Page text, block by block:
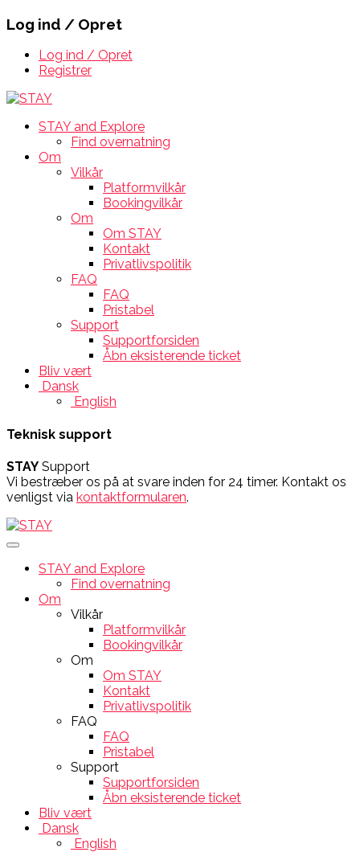
Log ind / Opret
Log ind / Opret
Registrer
STAY and Explore
Find overnatning
Om
Vilkår
Platformvilkår
Bookingvilkår
Om
Om STAY
Kontakt
Privatlivspolitik
FAQ
FAQ
Pristabel
Support
Supportforsiden
Åbn eksisterende ticket
Bliv vært
Dansk
English
Teknisk support
STAY Support
Vi bestræber os på at svare inden for 24 timer. Kontakt os
venligst via kontaktformularen.
STAY and Explore
Find overnatning
Om
Vilkår
Platformvilkår
Bookingvilkår
Om
Om STAY
Kontakt
Privatlivspolitik
FAQ
FAQ
Pristabel
Support
Supportforsiden
Åbn eksisterende ticket
Bliv vært
Dansk
English